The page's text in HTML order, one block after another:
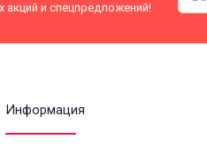
акций и спецпредложений!
Информация